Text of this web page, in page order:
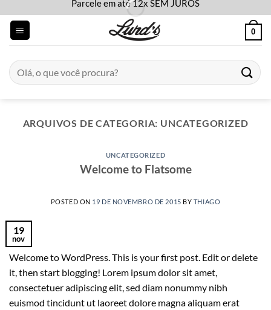
content
Parcele em até 12x SEM JUROS
0
Pesquisar
por:
ARQUIVOS DE CATEGORIA: UNCATEGORIZED
UNCATEGORIZED
Welcome to Flatsome
POSTED ON 19 DE NOVEMBRO DE 2015 BY THIAGO
19
nov
Welcome to WordPress. This is your first post. Edit or delete
it, then start blogging! Lorem ipsum dolor sit amet,
consectetuer adipiscing elit, sed diam nonummy nibh
euismod tincidunt ut laoreet dolore magna aliquam erat